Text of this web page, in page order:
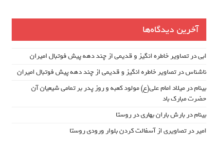
آخرین دیدگاه‌ها
ابیدرتصاویر خاطره انگیز و قدیمی از چند دهه پیش فوتبال امیران
ناشناسدرتصاویر خاطره انگیز و قدیمی از چند دهه پیش فوتبال امیران
بینامدرمیلاد امام علی(ع) مولود کعبه و روز پدر بر تمامی شیعیان آن
حضرت مبارک باد
بینامدربارش باران بهاری در روستا
امیردرتصاویری از آسفالت کردن بلوار ورودی روستا